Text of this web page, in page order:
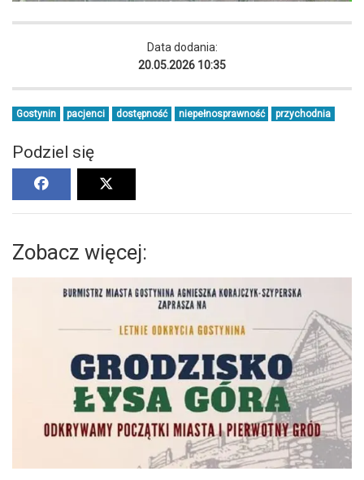
Data dodania:
20.05.2026 10:35
Gostynin pacjenci dostępność niepełnosprawność przychodnia
Podziel się
Zobacz więcej: